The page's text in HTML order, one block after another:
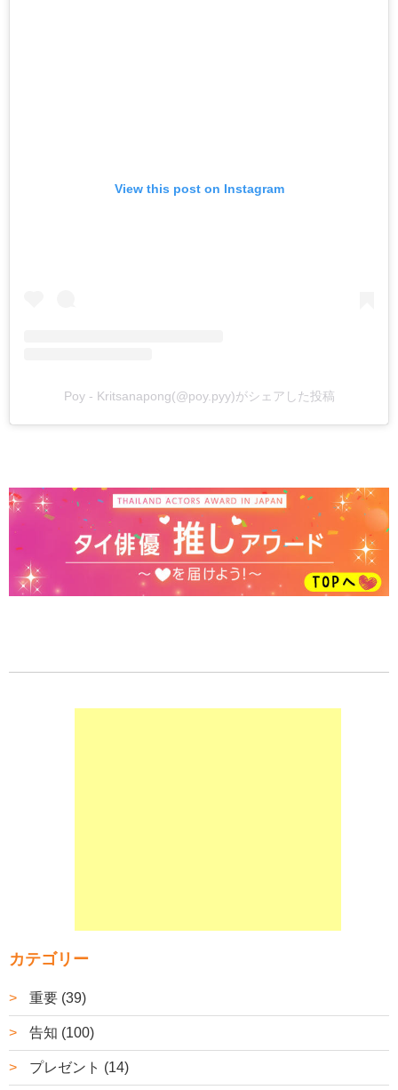
View this post on Instagram
Poy - Kritsanapong(@poy.pyy)がシェアした投稿
カテゴリー
重要 (39)
告知 (100)
プレゼント (14)